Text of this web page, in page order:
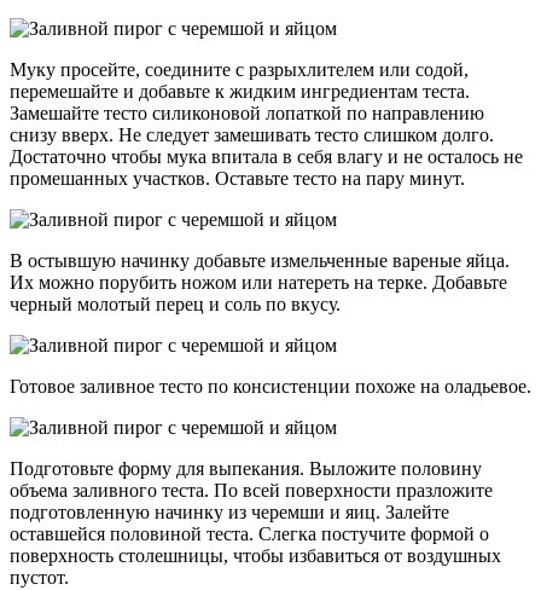
Муку просейте, соедините с разрыхлителем или содой,
перемешайте и добавьте к жидким ингредиентам теста.
Замешайте тесто силиконовой лопаткой по направлению
снизу вверх. Не следует замешивать тесто слишком долго.
Достаточно чтобы мука впитала в себя влагу и не осталось не
промешанных участков. Оставьте тесто на пару минут.
В остывшую начинку добавьте измельченные вареные яйца.
Их можно порубить ножом или натереть на терке. Добавьте
черный молотый перец и соль по вкусу.
Готовое заливное тесто по консистенции похоже на оладьевое.
Подготовьте форму для выпекания. Выложите половину
объема заливного теста. По всей поверхности празложите
подготовленную начинку из черемши и яиц. Залейте
оставшейся половиной теста. Слегка постучите формой о
поверхность столешницы, чтобы избавиться от воздушных
пустот.